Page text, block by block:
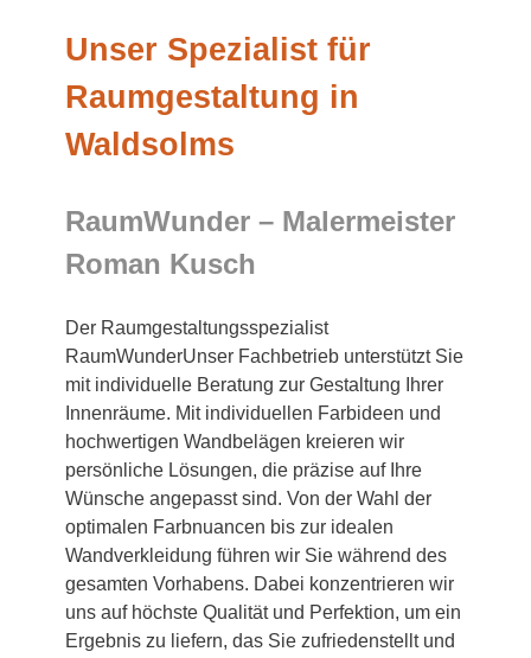
Unser Spezialist für
Raumgestaltung in
Waldsolms
RaumWunder – Malermeister
Roman Kusch
Der Raumgestaltungsspezialist
RaumWunderUnser Fachbetrieb unterstützt Sie
mit individuelle Beratung zur Gestaltung Ihrer
Innenräume. Mit individuellen Farbideen und
hochwertigen Wandbelägen kreieren wir
persönliche Lösungen, die präzise auf Ihre
Wünsche angepasst sind. Von der Wahl der
optimalen Farbnuancen bis zur idealen
Wandverkleidung führen wir Sie während des
gesamten Vorhabens. Dabei konzentrieren wir
uns auf höchste Qualität und Perfektion, um ein
Ergebnis zu liefern, das Sie zufriedenstellt und